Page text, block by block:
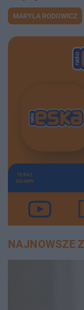
MARYLA RODOWICZ
TERAZ
GRAMY
NAJNOWSZE